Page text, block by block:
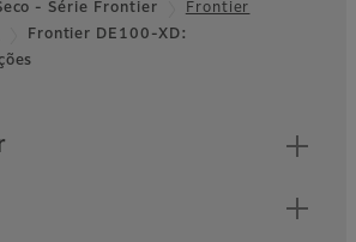
durabilidade e
processamento rápido para
- Série Frontier
Frontier
Frontier DE100-XD: